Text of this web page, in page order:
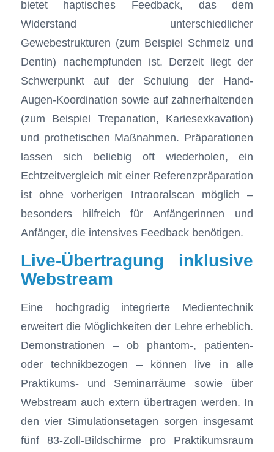
bietet haptisches Feedback, das dem
Widerstand unterschiedlicher
Gewebestrukturen (zum Beispiel Schmelz und
Dentin) nachempfunden ist. Derzeit liegt der
Schwerpunkt auf der Schulung der Hand-
Augen-Koordination sowie auf zahnerhaltenden
(zum Beispiel Trepanation, Kariesexkavation)
und prothetischen Maßnahmen. Präparationen
lassen sich beliebig oft wiederholen, ein
Echtzeitvergleich mit einer Referenzpräparation
ist ohne vorherigen Intraoralscan möglich –
besonders hilfreich für Anfängerinnen und
Anfänger, die intensives Feedback benötigen.
Live-Übertragung inklusive
Webstream
Eine hochgradig integrierte Medientechnik
erweitert die Möglichkeiten der Lehre erheblich.
Demonstrationen – ob phantom-, patienten-
oder technikbezogen – können live in alle
Praktikums- und Seminarräume sowie über
Webstream auch extern übertragen werden. In
den vier Simulationsetagen sorgen insgesamt
fünf 83-Zoll-Bildschirme pro Praktikumsraum